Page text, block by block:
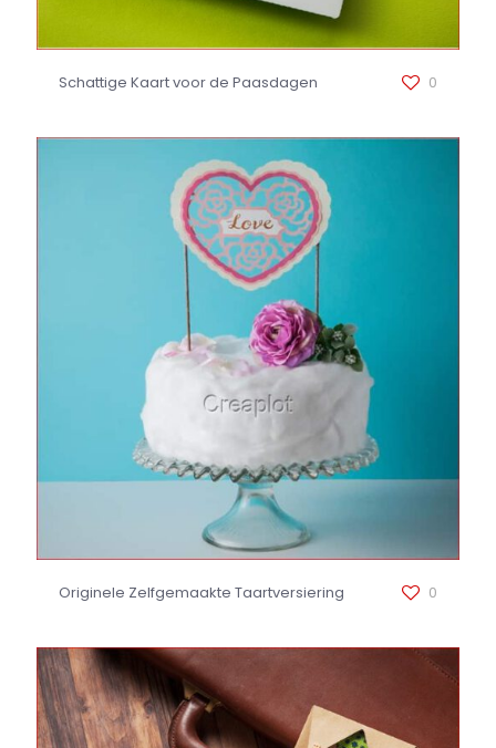
Schattige Kaart voor de Paasdagen 0
Originele Zelfgemaakte Taartversiering 0